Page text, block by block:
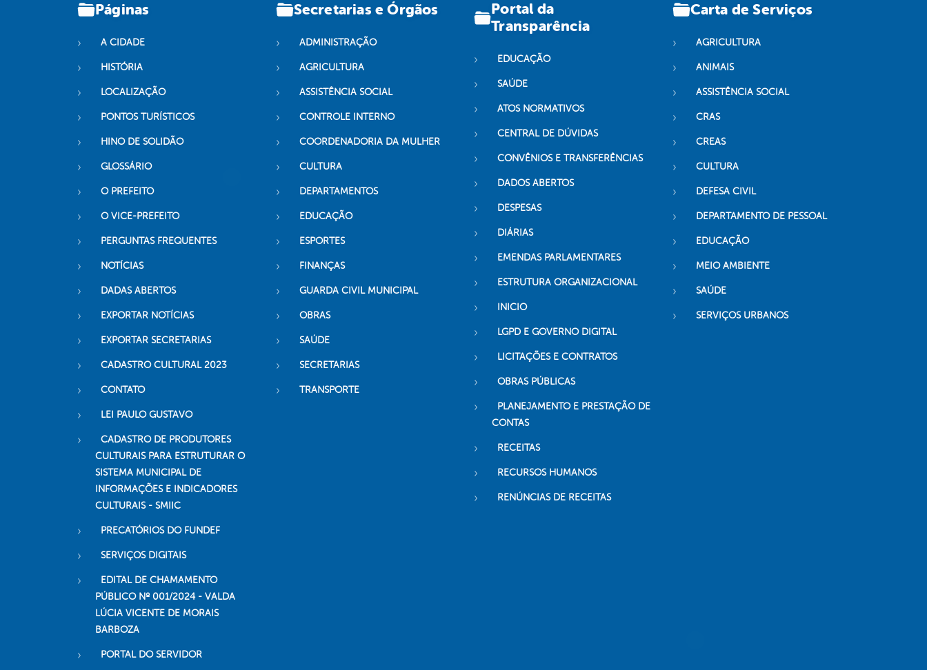
Páginas
A CIDADE
HISTÓRIA
LOCALIZAÇÃO
PONTOS TURÍSTICOS
HINO DE SOLIDÃO
GLOSSÁRIO
O PREFEITO
O VICE-PREFEITO
PERGUNTAS FREQUENTES
NOTÍCIAS
DADAS ABERTOS
EXPORTAR NOTÍCIAS
EXPORTAR SECRETARIAS
CADASTRO CULTURAL 2023
CONTATO
LEI PAULO GUSTAVO
CADASTRO DE PRODUTORES
CULTURAIS PARA ESTRUTURAR O
SISTEMA MUNICIPAL DE
INFORMAÇÕES E INDICADORES
CULTURAIS - SMIIC
PRECATÓRIOS DO FUNDEF
SERVIÇOS DIGITAIS
EDITAL DE CHAMAMENTO
PÚBLICO Nº 001/2024 - VALDA
LÚCIA VICENTE DE MORAIS
BARBOZA
PORTAL DO SERVIDOR
Secretarias e Órgãos
ADMINISTRAÇÃO
AGRICULTURA
ASSISTÊNCIA SOCIAL
CONTROLE INTERNO
COORDENADORIA DA MULHER
CULTURA
DEPARTAMENTOS
EDUCAÇÃO
ESPORTES
FINANÇAS
GUARDA CIVIL MUNICIPAL
OBRAS
SAÚDE
SECRETARIAS
TRANSPORTE
Portal da
Transparência
EDUCAÇÃO
SAÚDE
ATOS NORMATIVOS
CENTRAL DE DÚVIDAS
CONVÊNIOS E TRANSFERÊNCIAS
DADOS ABERTOS
DESPESAS
DIÁRIAS
EMENDAS PARLAMENTARES
ESTRUTURA ORGANIZACIONAL
INICIO
LGPD E GOVERNO DIGITAL
LICITAÇÕES E CONTRATOS
OBRAS PÚBLICAS
PLANEJAMENTO E PRESTAÇÃO DE
CONTAS
RECEITAS
RECURSOS HUMANOS
RENÚNCIAS DE RECEITAS
Carta de Serviços
AGRICULTURA
ANIMAIS
ASSISTÊNCIA SOCIAL
CRAS
CREAS
CULTURA
DEFESA CIVIL
DEPARTAMENTO DE PESSOAL
EDUCAÇÃO
MEIO AMBIENTE
SAÚDE
SERVIÇOS URBANOS